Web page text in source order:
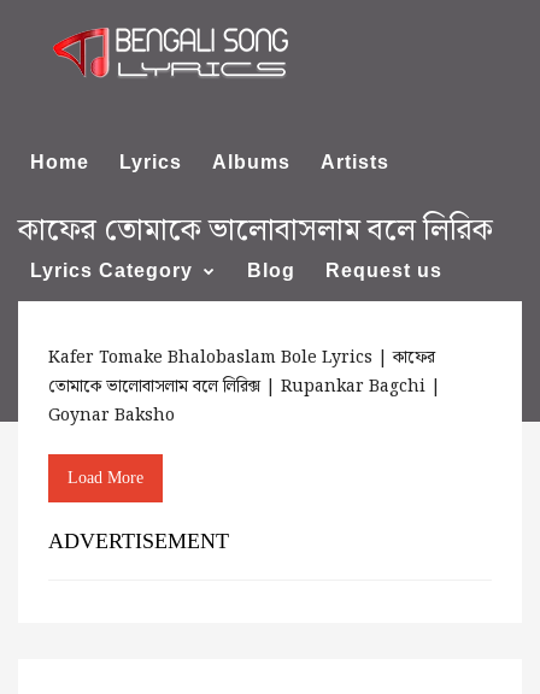
Home Lyrics Albums Artists
Lyrics Category Blog Request us
About us
কাফের তোমাকে ভালোবাসলাম বলে লিরিক
Kafer Tomake Bhalobaslam Bole Lyrics | কাফের
তোমাকে ভালোবাসলাম বলে লিরিক্স | Rupankar Bagchi |
Goynar Baksho
Load More
ADVERTISEMENT